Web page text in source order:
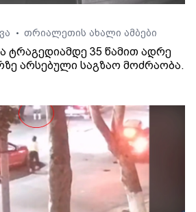
• თრიალეთის ახალი ამბები
ტრაგედიამდე 35 წამით ადრე
არსებული საგზაო მოძრაობა.